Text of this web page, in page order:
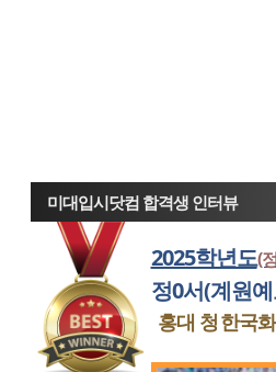
미대입시닷컴 합격생 인터뷰
2025학년도(
정0서(계원
홍대 청한국